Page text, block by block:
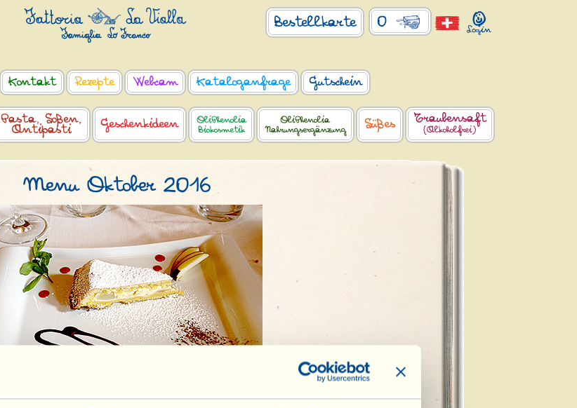
0
Bestellkarte
Kontakt Rezepte Webcam Kataloganfrage Gutschein
Pasta, Soßen,
Antipasti
Geschenkideen
OliPhenolia
Biokosmetik
OliPhenolia
Nahrungsergänzung
Süßes Traubensaft
(Alkoholfrei)
Menu Oktober 2016